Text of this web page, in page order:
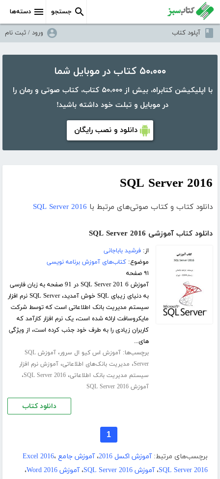
دسته‌ها جستجو
آپلود کتاب ورود / ثبت نام
۵۰،۰۰۰ کتاب در موبایل شما
با اپلیکیشن کتابراه، بیش از ۵۰،۰۰۰ کتاب، کتاب صوتی و رمان را
در موبایل و تبلت خود داشته باشید!
دانلود و نصب رایگان
SQL Server 2016
دانلود کتاب و کتاب صوتی‌های مرتبط با SQL Server 2016
دانلود کتاب آموزشی SQL Server 2016
از:فرشید باباجانی
موضوع:کتاب‌های آموزش برنامه نویسی
۹۱ صفحه
آموزش SQL Server 201 6 در 91 صفحه به زبان فارسی
به دنیای زیبای SQL خوش آمدید، SQL Server نرم افزار
سیستم مدیریت بانک اطلاعاتی است که توسط شرکت
مایکروسافت ارائه شده است، یک نرم افزار کارآمد که
کاربران زیادی را به طرف خود جذب کرده است، از ویژگی
های...
برچسب‌ها:آموزش اس کیو ال سرور،
آموزش SQL
Server، مدیریت بانک‌های اطلاعاتی،آموزش نرم افزار
سیستم مدیریت بانک اطلاعاتی،SQL Server 2016،
آموزش SQL Server 2016
دانلود کتاب
1
برچسب‌های مرتبط:آموزش اکسل 2016 ،آموزش جامع Excel 2016 ،
SQL Server 2016،آموزش SQL Server 2016 ،آموزش Word 2016
،